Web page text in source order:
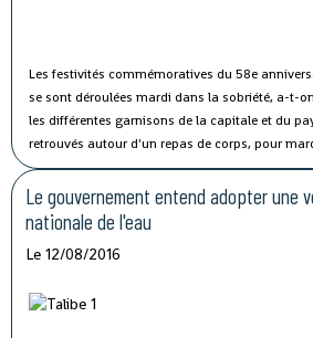
Les festivités commémoratives du 58e
se sont déroulées mardi dans la sobriété, a-t-
les différentes garnisons de la capitale et du
retrouvés autour d'un repas de corps, pour
Le gouvernement entend adopter une
nationale de l'eau
Le 12/08/2016